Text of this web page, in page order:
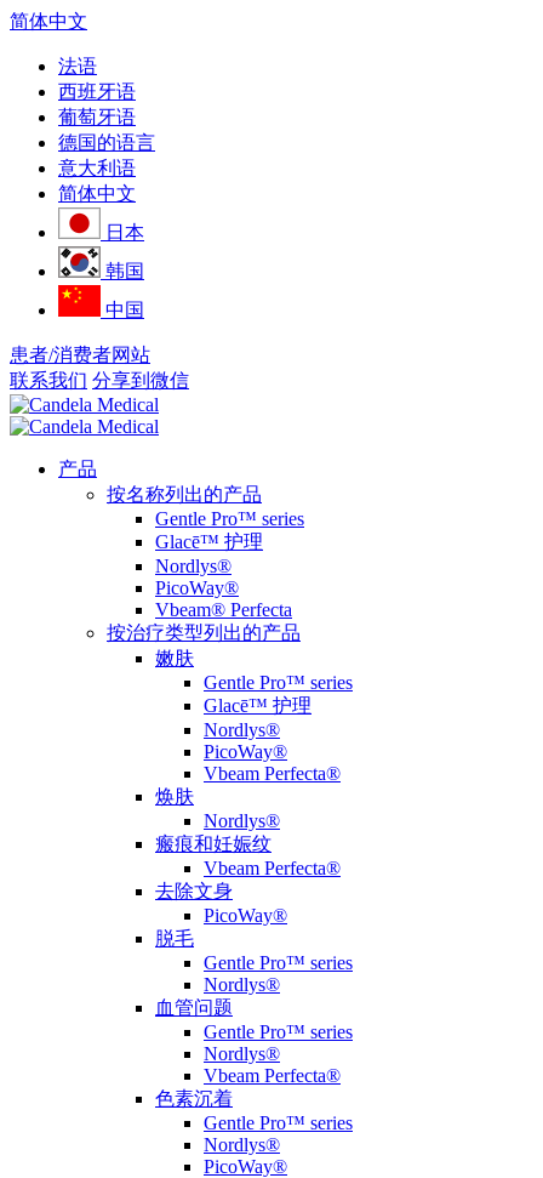
简体中文
法语
西班牙语
葡萄牙语
德国的语言
意大利语
简体中文
日本
韩国
中国
患者/消费者网站
联系我们 分享到微信
产品
按名称列出的产品
Gentle Pro™ series
Glacē™ 护理
Nordlys®
PicoWay®
Vbeam® Perfecta
按治疗类型列出的产品
嫩肤
Gentle Pro™ series
Glacē™ 护理
Nordlys®
PicoWay®
Vbeam Perfecta®
焕肤
Nordlys®
瘢痕和妊娠纹
Vbeam Perfecta®
去除文身
PicoWay®
脱毛
Gentle Pro™ series
Nordlys®
血管问题
Gentle Pro™ series
Nordlys®
Vbeam Perfecta®
色素沉着
Gentle Pro™ series
Nordlys®
PicoWay®